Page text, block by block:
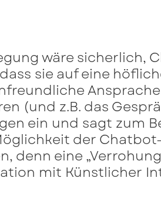
wäre sicherlich,
sie auf eine
(und z.B. das
ein und sagt zum
der
denn eine
mit Künstlicher